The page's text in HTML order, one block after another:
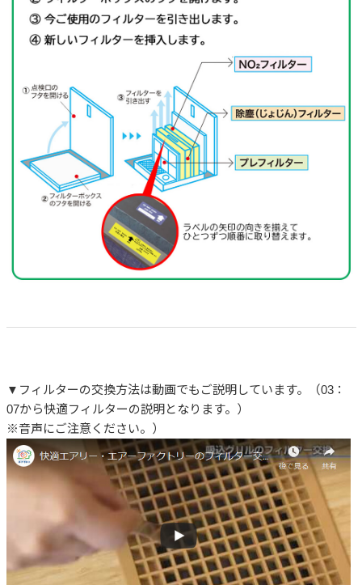
▼フィルターの交換方法は動画でもご説明しています。（03：
07から快適フィルターの説明となります。）
※音声にご注意ください。）